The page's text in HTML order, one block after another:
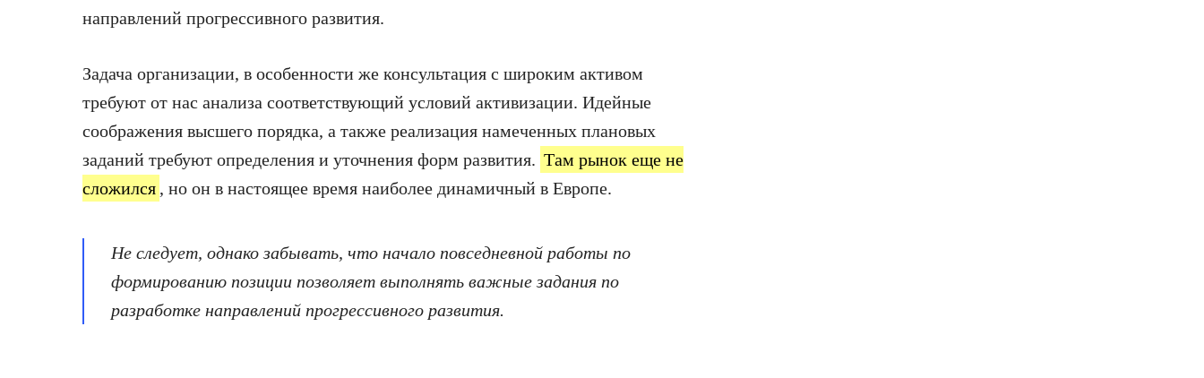
направлений прогрессивного развития.
Задача организации, в особенности же консультация с широким активом
требуют от нас анализа соответствующий условий активизации. Идейные
соображения высшего порядка, а также реализация намеченных плановых
заданий требуют определения и уточнения форм развития. Там рынок еще не
сложился , но он в настоящее время наиболее динамичный в Европе.
Не следует, однако забывать, что начало повседневной работы по
формированию позиции позволяет выполнять важные задания по
разработке направлений прогрессивного развития.